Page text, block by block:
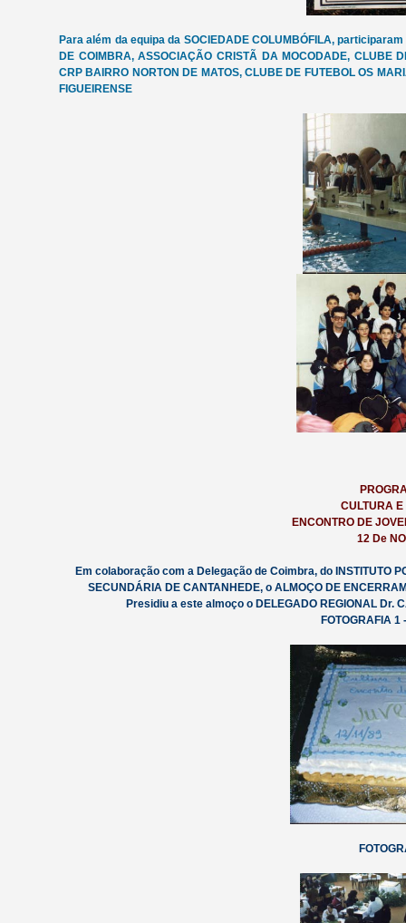
Para além da equipa da SOCIEDADE COLUMBÓFILA,
DE COIMBRA, ASSOCIAÇÃO CRISTÃ DA MOCODADE, CLUBE
CRP BAIRRO NORTON DE MATOS, CLUBE DE FUTEBOL OS
FIGUEIRENSE
CULTURA E
ENCONTRO DE
12 De
Em colaboração com a Delegação de Coimbra, do INSTITUTO
SECUNDÁRIA DE CANTANHEDE, o ALMOÇO DE
Presidiu a este almoço o DELEGADO REGIONAL Dr.
FOTOGRAFIA 1